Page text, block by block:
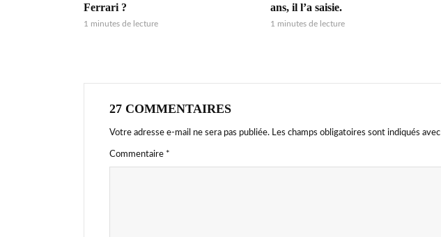
Ferrari ?
1 minutes de lecture
ans, il l’a saisie.
1 minutes de lecture
27 COMMENTAIRES
Votre adresse e-mail ne sera pas publiée. Les champs obligatoires sont indiqués avec
Commentaire *